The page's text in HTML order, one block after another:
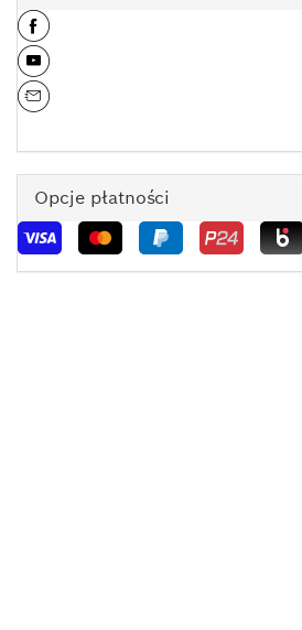
Opcje płatności